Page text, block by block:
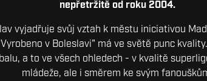
nepřetržitě od roku 2004.
vyjadřuje svůj vztah k městu iniciativou
v Boleslavi" má ve světě punc
a to ve všech ohledech - v kvalitě
mládeže, ale i směrem ke svým